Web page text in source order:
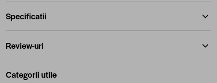
Specificatii
Review-uri
Categorii utile